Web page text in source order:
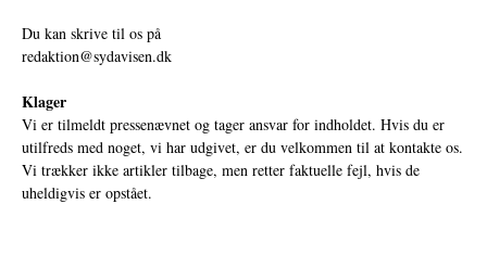
Du kan skrive til os på
redaktion@sydavisen.dk
Klager
Vi er tilmeldt pressenævnet og tager ansvar for indholdet. Hvis du er
utilfreds med noget, vi har udgivet, er du velkommen til at kontakte os.
Vi trækker ikke artikler tilbage, men retter faktuelle fejl, hvis de
uheldigvis er opstået.